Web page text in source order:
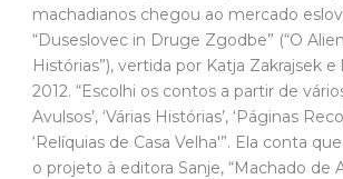
machadianos chegou ao mercado
“Duseslovec in Druge Zgodbe” (“O
Histórias”), vertida por Katja Zakrajsek
2012. “Escolhi os contos a partir de
Avulsos’, ‘Várias Histórias’, ‘Páginas
‘Relíquias de Casa Velha'”. Ela conta
o projeto à editora Sanje, “Machado de